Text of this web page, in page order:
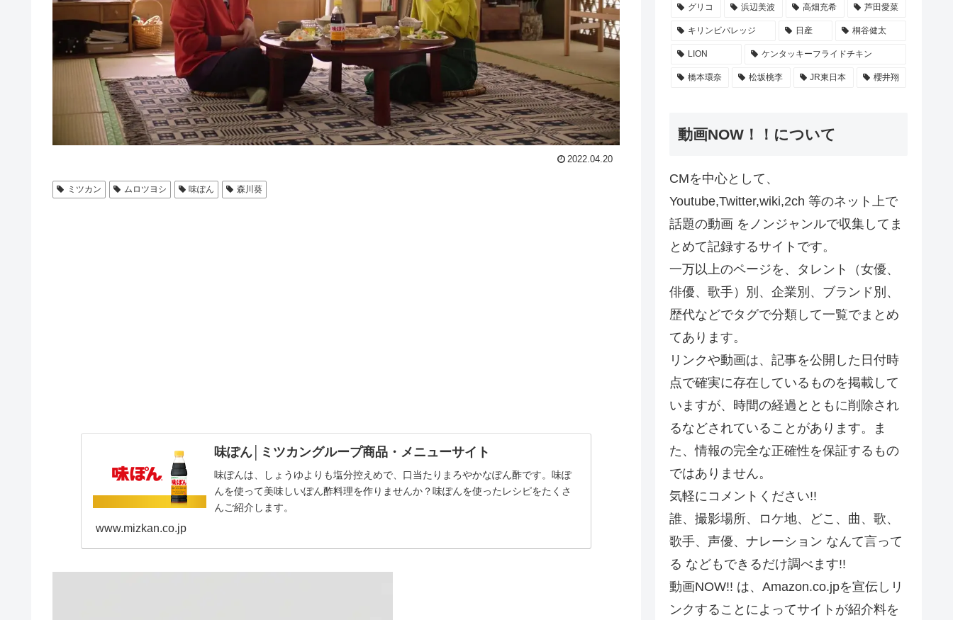
2022.04.20
ミツカン ムロツヨシ 味ぽん 森川葵
味ぽん│ミツカングループ商品・メニューサイト
味ぽんは、しょうゆよりも塩分控えめで、口当たりまろやかなぽん酢です。味ぽ
んを使って美味しいぽん酢料理を作りませんか？味ぽんを使ったレシピをたくさ
んご紹介します。
www.mizkan.co.jp
グリコ 浜辺美波 高畑充希 芦田愛菜
キリンビバレッジ 日産 桐谷健太
LION ケンタッキーフライドチキン
橋本環奈 松坂桃李 JR東日本 櫻井翔
動画NOW！！について
CMを中心として、
Youtube,Twitter,wiki,2ch 等のネット上で
話題の動画 をノンジャンルで収集してま
とめて記録するサイトです。
一万以上のページを、タレント（女優、
俳優、歌手）別、企業別、ブランド別、
歴代などでタグで分類して一覧でまとめ
てあります。
リンクや動画は、記事を公開した日付時
点で確実に存在しているものを掲載して
いますが、時間の経過とともに削除され
るなどされていることがあります。ま
た、情報の完全な正確性を保証するもの
ではありません。
気軽にコメントください!!
誰、撮影場所、ロケ地、どこ、曲、歌、
歌手、声優、ナレーション なんて言って
る などもできるだけ調べます!!
動画NOW!! は、Amazon.co.jpを宣伝しリ
ンクすることによってサイトが紹介料を